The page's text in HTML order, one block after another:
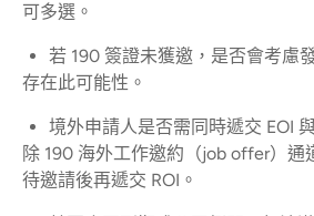
可多選。
若 190 簽證未獲邀，是否會考慮
存在此可能性。
境外申請人是否需同時遞交 EOI
除 190 海外工作邀約（job offer）通
待邀請後再遞交 ROI。